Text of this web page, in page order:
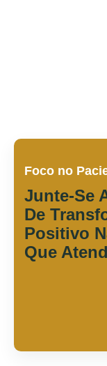
Foco no
Junte-Se
De
Positivo
Que